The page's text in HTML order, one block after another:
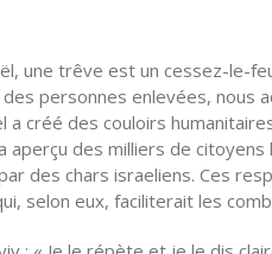
une trêve est un cessez-le-
personnes enlevées,
a créé des couloirs
aperçu des milliers de
des chars israeliens. Ces
selon eux, faciliterait les